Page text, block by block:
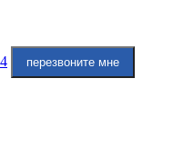
перезвоните мне